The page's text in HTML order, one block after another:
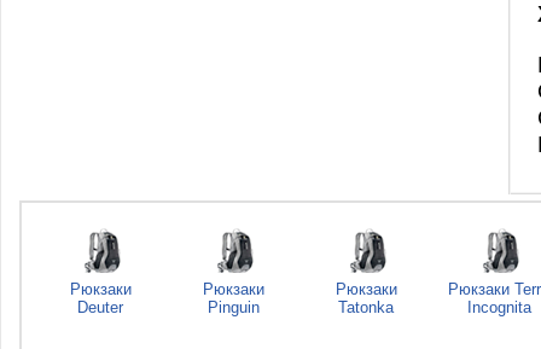
Рюкзаки
Deuter
Рюкзаки
Pinguin
Рюкзаки
Tatonka
Рюкзаки
Incognita